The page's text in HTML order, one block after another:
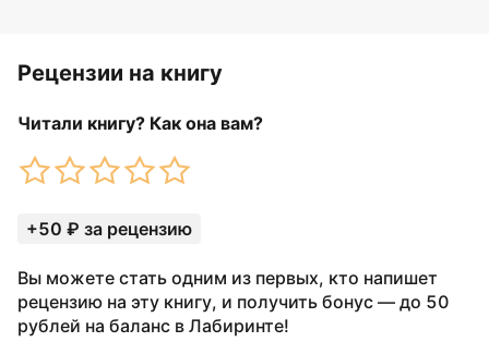
Рецензии на книгу
Читали книгу? Как она вам?
+50 ₽ за рецензию
Вы можете стать одним из первых, кто напишет
рецензию на эту книгу, и получить бонус — до 50
рублей на баланс в Лабиринте!